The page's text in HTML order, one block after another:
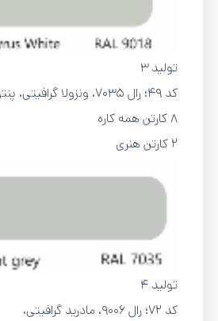
تولید 3
کد 49؛ رال 7035، ونزولا گرافیتی، پنتون 428
8 کارتن همه کاره
2 کارتن هنری
تولید 4
کد 72؛ رال 9006، مادرید گرافیتی،